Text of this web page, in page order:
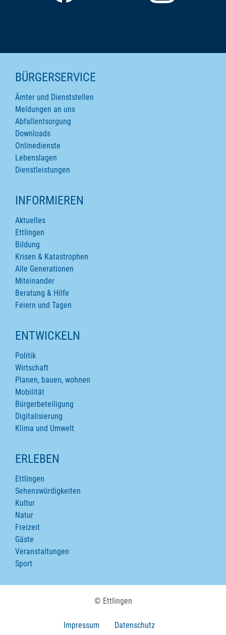
SEITENINHALTE
BÜRGERSERVICE
Ämter und Dienststellen
Meldungen an uns
Abfallentsorgung
Downloads
Onlinedienste
Lebenslagen
Dienstleistungen
INFORMIEREN
Aktuelles
Ettlingen
Bildung
Krisen & Katastrophen
Alle Generationen
Miteinander
Beratung & Hilfe
Feiern und Tagen
ENTWICKELN
Politik
Wirtschaft
Planen, bauen, wohnen
Mobilität
Bürgerbeteiligung
Digitalisierung
Klima und Umwelt
ERLEBEN
Ettlingen
Sehenswürdigkeiten
Kultur
Natur
Freizeit
Gäste
Veranstaltungen
Sport
© Ettlingen
Impressum
Datenschutz